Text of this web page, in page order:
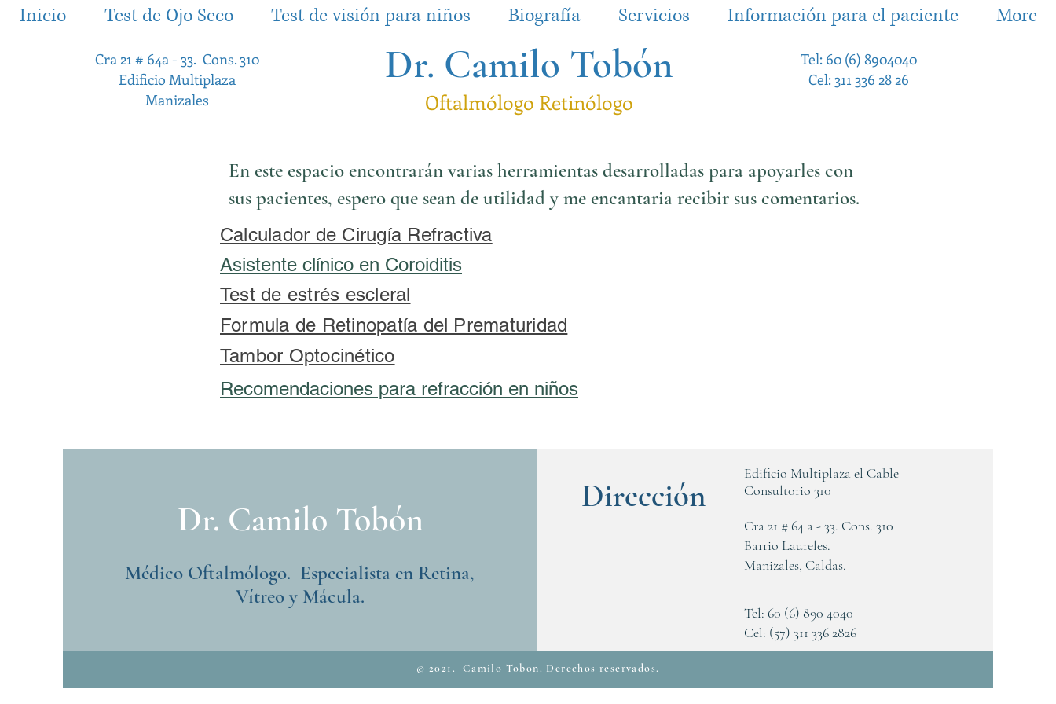
Inicio Test de Ojo Seco Test de visión para niños Biografía Servicios Información para el paciente More
Cra 21 # 64a - 33. Cons. 310
Edificio Multiplaza
Manizales
Dr. Camilo Tobón
Oftalmólogo Retinólogo
Tel: 60 (6) 8904040
Cel: 311 336 28 26
En este espacio encontrarán varias herramientas desarrolladas para apoyarles con
sus pacientes, espero que sean de utilidad y me encantaria recibir sus comentarios.
Calculador de Cirugía Refractiva
Asistente clínico en Coroiditis
Test de estrés escleral
Formula de Retinopatía del Prematuridad
Tambor Optocinético
Recomendaciones para refracción en niños
Dr. Camilo Tobón
Médico Oftalmólogo. Especialista en Retina,
Vítreo y Mácula.
Dirección
Edificio Multiplaza el Cable
Consultorio 310
Cra 21 # 64 a - 33. Cons. 310
Barrio Laureles.
Manizales, Caldas.
Tel: 60 (6) 890 4040
Cel: (57) 311 336 2826
© 2021. Camilo Tobon. Derechos reservados.